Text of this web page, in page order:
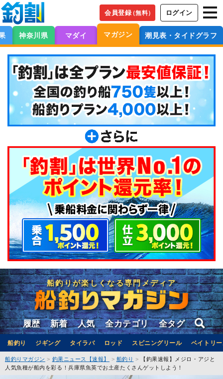
会員登録（無料） ログイン
神奈川県 マダイ マガジン 潮見表・タイドグラフ
船釣りが楽しくなる専門メディア
履歴 新着 人気 全カテゴリ 全タグ
船釣り ジギング タイラバ ロッド スピニングリール ベイトリ
船釣りマガジン 釣果ニュース【速報】 船釣り
【釣果速報】メジロ・アジと
人気魚種が船内を彩る！兵庫県魚英でお土産たくさんゲットしよう！